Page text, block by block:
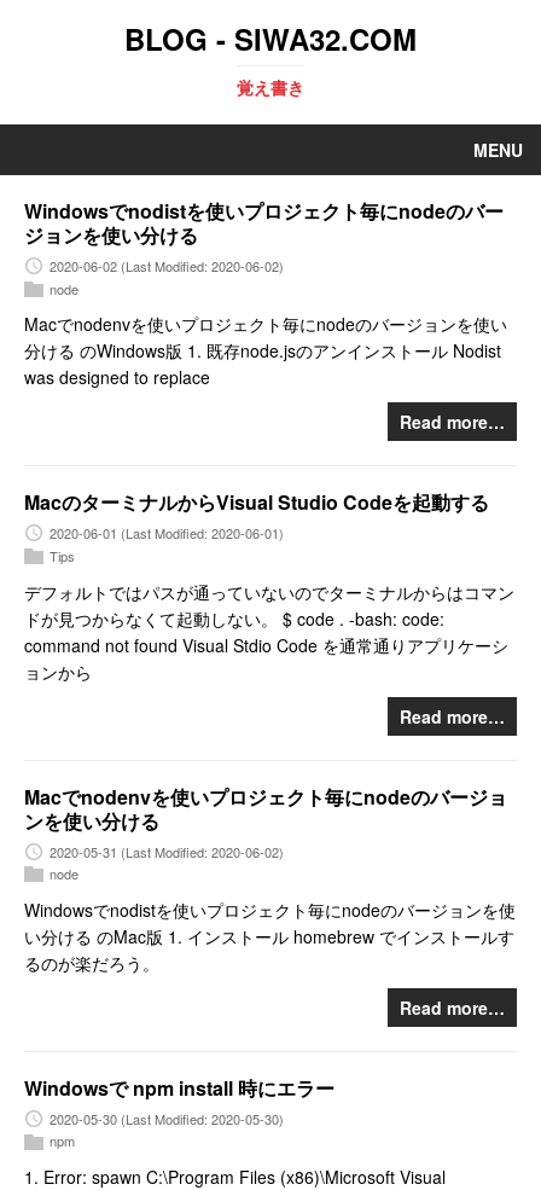
BLOG - SIWA32.COM
覚え書き
MENU
Windowsでnodistを使いプロジェクト毎にnodeのバー
ジョンを使い分ける
2020-06-02 (Last Modified: 2020-06-02)
node
Macでnodenvを使いプロジェクト毎にnodeのバージョンを使い
分ける のWindows版 1. 既存node.jsのアンインストール Nodist
was designed to replace
Read more…
MacのターミナルからVisual Studio Codeを起動する
2020-06-01 (Last Modified: 2020-06-01)
Tips
デフォルトではパスが通っていないのでターミナルからはコマン
ドが見つからなくて起動しない。 $ code . -bash: code:
command not found Visual Stdio Code を通常通りアプリケーシ
ョンから
Read more…
Macでnodenvを使いプロジェクト毎にnodeのバージョ
ンを使い分ける
2020-05-31 (Last Modified: 2020-06-02)
node
Windowsでnodistを使いプロジェクト毎にnodeのバージョンを使
い分ける のMac版 1. インストール homebrew でインストールす
るのが楽だろう。
Read more…
Windowsで npm install 時にエラー
2020-05-30 (Last Modified: 2020-05-30)
npm
1. Error: spawn C:\Program Files (x86)\Microsoft Visual